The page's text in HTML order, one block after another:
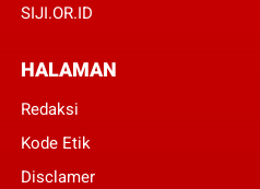
SIJI.OR.ID
HALAMAN
Redaksi
Kode Etik
Disclamer